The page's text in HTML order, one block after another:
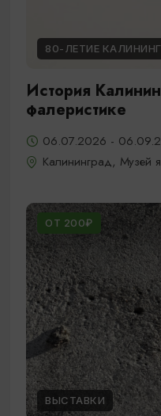
80-ЛЕТИЕ
История
фалеристике
06.07.2026 -
Калининград, Музей
ОТ 200₽
ВЫСТАВКИ